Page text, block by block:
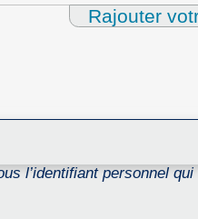
Rajouter
l’identifiant personnel